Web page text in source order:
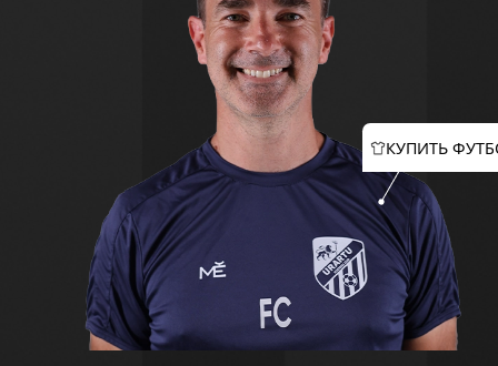
КУПИТЬ